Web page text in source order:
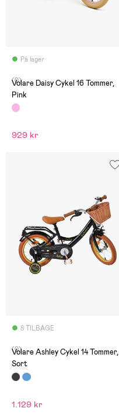
På lager
(0)
Volare Daisy Cykel 16 Tommer,
Pink
929 kr
8 TILBAGE
(0)
Volare Ashley Cykel 14 Tommer,
Sort
1.129 kr